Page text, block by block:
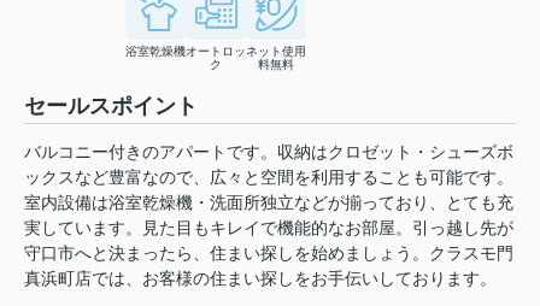
浴室乾燥機オートロッ
ク
ネット使用
料無料
セールスポイント
バルコニー付きのアパートです。収納はクロゼット・シューズボ
ックスなど豊富なので、広々と空間を利用することも可能です。
室内設備は浴室乾燥機・洗面所独立などが揃っており、とても充
実しています。見た目もキレイで機能的なお部屋。引っ越し先が
守口市へと決まったら、住まい探しを始めましょう。クラスモ門
真浜町店では、お客様の住まい探しをお手伝いしております。